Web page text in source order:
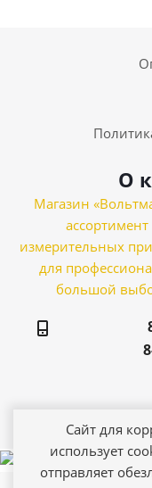
О
Магазин
измерительных
для
большой
Сайт для
использует
отправляет